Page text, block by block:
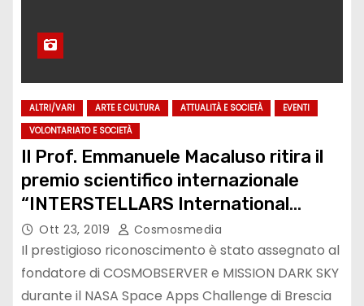
ALTRI/VARI ARTE E CULTURA ATTUALITÀ E SOCIETÀ
EVENTI
VOLONTARIATO E SOCIETÀ
Il Prof. Emmanuele Macaluso ritira il
premio scientifico internazionale
“INTERSTELLARS International
Award”
Ott 23, 2019 Cosmosmedia
Il prestigioso riconoscimento è stato assegnato al
fondatore di COSMOBSERVER e MISSION DARK SKY
durante il NASA Space Apps Challenge di Brescia